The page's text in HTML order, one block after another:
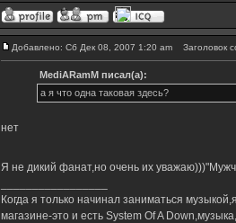
Добавлено: Сб Дек 08, 2007 1:20 am Заголовок
MediARamM писал(а):
а я что одна таковая здесь?
нет
Я не дикий фанат,но очень их
Когда я только начинал заниматься
магазине-это и есть System Of A